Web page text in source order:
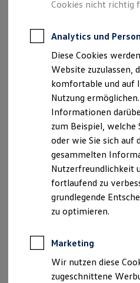
Aktionen & Angebote
Für
Profi Paket
TopDeal
Gebrauchtwagen
ProfiPartner für
Zertifizierte
Finanzierung
Für Privatkunden
Für
Leasing
Für Privatkunden
Für
Versicherungen &
Garantien
Kfz-
Wartungsverträge
Besitzer & Service
Sommer-Special
Reparatur,
Servicetermin
Service-Vorteile
Verantwortlich für die Inhalte auf
Impressum & Rechtliches )
Weimarer Straße 71-
info@ahg-online.de
Montag-Freitag
Cookies nicht richtig
Analytics und
Diese Cookies
Website zuzulassen,
komfortable und auf
Nutzung
Informationen
zum Beispiel, welche
oder wie Sie sich auf
gesammelten
Nutzerfreundlichkeit
fortlaufend zu
grundlegende
zu optimieren.
Marketing
Wir nutzen diese
zugeschnittene